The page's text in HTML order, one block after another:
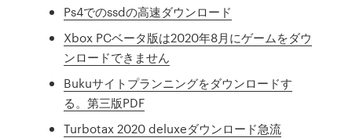
Ps4でのssdの高速ダウンロード
Xbox PCベータ版は2020年8月にゲームをダウ
ンロードできません
Bukuサイトプランニングをダウンロードす
る。第三版PDF
Turbotax 2020 deluxeダウンロード急流